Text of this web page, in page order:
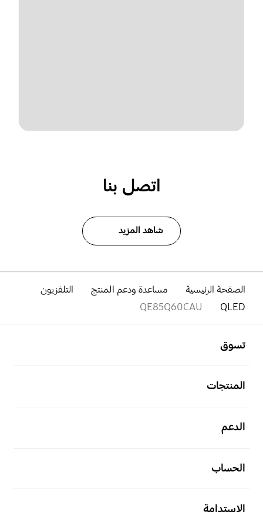
اتصل بنا
شاهد المزيد
الصفحة الرئيسية مساعدة ودعم المنتج
التلفزيون
QLED
QE85Q60CAU
تسوق
المنتجات
الدعم
الحساب
الاستدامة